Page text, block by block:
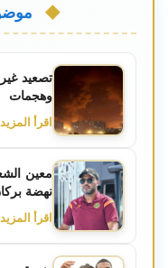
تصعيد
وهجمات
والكويت
اقرأ
معين
نهضة
للإعلان
اقرأ